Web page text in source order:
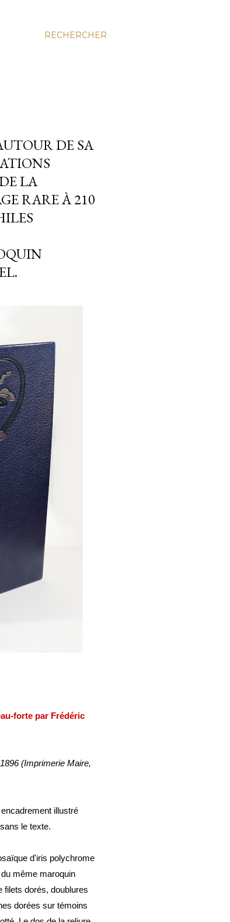
RECHERCHER
DE SA
LA
RARE À 210
forte par Frédéric
(Imprimerie Maire,
illustré
le texte.
d'iris polychrome
même maroquin
filets dorés, doublures
dorées sur témoins